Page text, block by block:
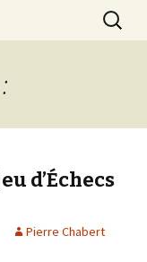
d’Échecs
Pierre Chabert